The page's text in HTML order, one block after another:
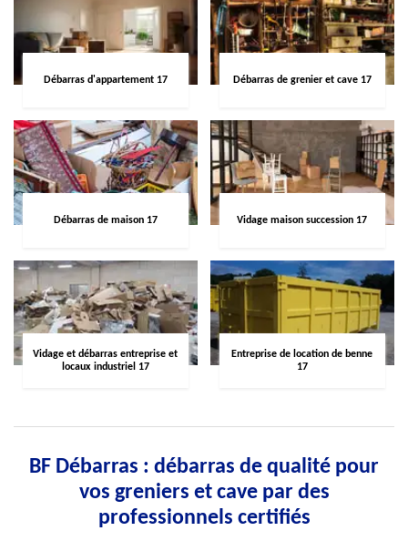
Débarras d'appartement 17 Débarras de grenier et cave 17
Débarras de maison 17 Vidage maison succession 17
Vidage et débarras entreprise et
locaux industriel 17
Entreprise de location de benne
17
BF Débarras : débarras de qualité pour
vos greniers et cave par des
professionnels certifiés